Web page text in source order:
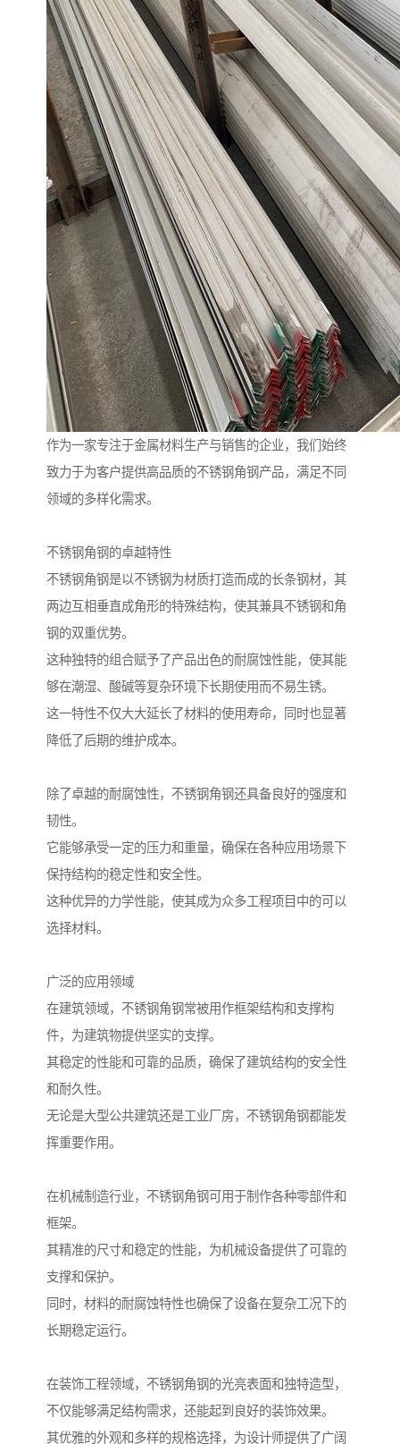
作为一家专注于金属材料生产与销售的企业，我们始终
致力于为客户提供高品质的不锈钢角钢产品，满足不同
领域的多样化需求。
不锈钢角钢的卓越特性
不锈钢角钢是以不锈钢为材质打造而成的长条钢材，其
两边互相垂直成角形的特殊结构，使其兼具不锈钢和角
钢的双重优势。
这种独特的组合赋予了产品出色的耐腐蚀性能，使其能
够在潮湿、酸碱等复杂环境下长期使用而不易生锈。
这一特性不仅大大延长了材料的使用寿命，同时也显著
降低了后期的维护成本。
除了卓越的耐腐蚀性，不锈钢角钢还具备良好的强度和
韧性。
它能够承受一定的压力和重量，确保在各种应用场景下
保持结构的稳定性和安全性。
这种优异的力学性能，使其成为众多工程项目中的可以
选择材料。
广泛的应用领域
在建筑领域，不锈钢角钢常被用作框架结构和支撑构
件，为建筑物提供坚实的支撑。
其稳定的性能和可靠的品质，确保了建筑结构的安全性
和耐久性。
无论是大型公共建筑还是工业厂房，不锈钢角钢都能发
挥重要作用。
在机械制造行业，不锈钢角钢可用于制作各种零部件和
框架。
其精准的尺寸和稳定的性能，为机械设备提供了可靠的
支撑和保护。
同时，材料的耐腐蚀特性也确保了设备在复杂工况下的
长期稳定运行。
在装饰工程领域，不锈钢角钢的光亮表面和独特造型，
不仅能够满足结构需求，还能起到良好的装饰效果。
其优雅的外观和多样的规格选择，为设计师提供了广阔